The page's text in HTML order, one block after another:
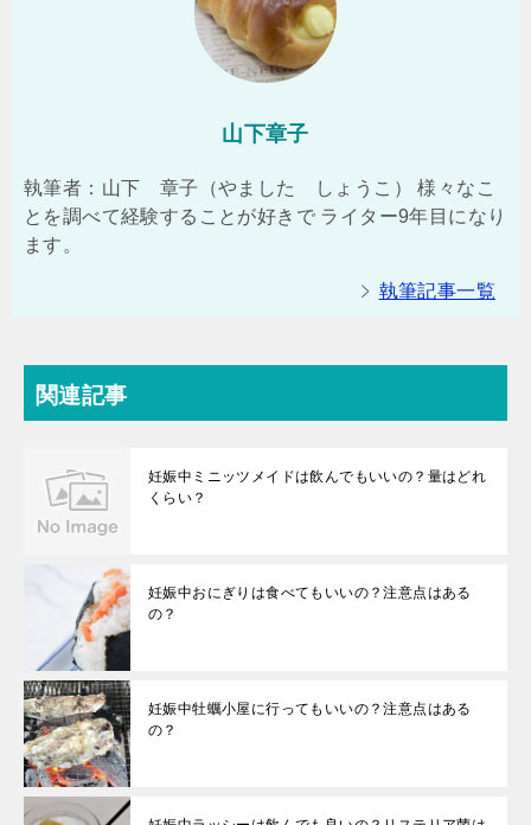
山下章子
執筆者：山下 章子（やました しょうこ） 様々なこ
とを調べて経験することが好きで ライター9年目になり
ます。
執筆記事一覧
関連記事
妊娠中ミニッツメイドは飲んでもいいの？量はどれ
くらい？
妊娠中おにぎりは食べてもいいの？注意点はある
の？
妊娠中牡蠣小屋に行ってもいいの？注意点はある
の？